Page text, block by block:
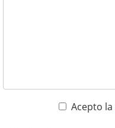
Acepto la